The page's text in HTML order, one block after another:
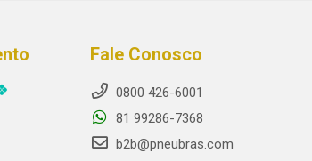
Fale Conosco
0800 426-6001
81 99286-7368
b2b@pneubras.com